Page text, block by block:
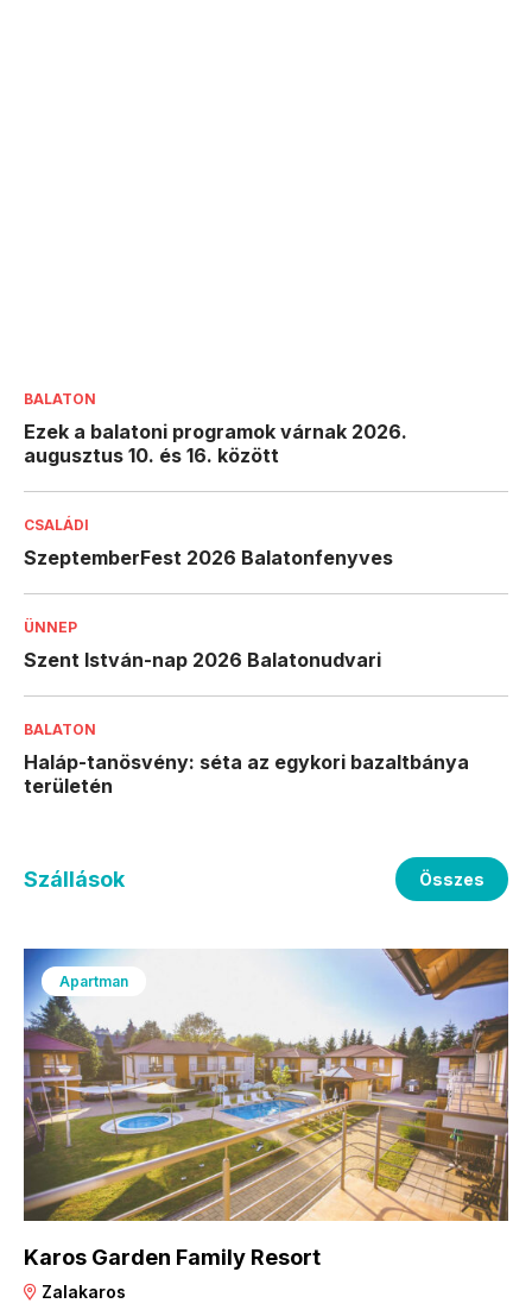
BALATON
Ezek a balatoni programok várnak 2026.
augusztus 10. és 16. között
CSALÁDI
SzeptemberFest 2026 Balatonfenyves
ÜNNEP
Szent István-nap 2026 Balatonudvari
BALATON
Haláp-tanösvény: séta az egykori bazaltbánya
területén
Szállások Összes
Apartman
Karos Garden Family Resort
Zalakaros